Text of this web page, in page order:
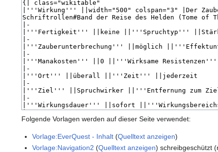
Folgende Vorlagen werden auf dieser Seite verwendet:
Vorlage:EverQuest - Inhalt (Quelltext anzeigen)
Vorlage:Navigation2 (Quelltext anzeigen) schreibgeschützt